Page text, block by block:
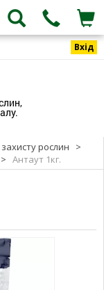
Вхід
захисту рослин
>
> Антаут 1кг.